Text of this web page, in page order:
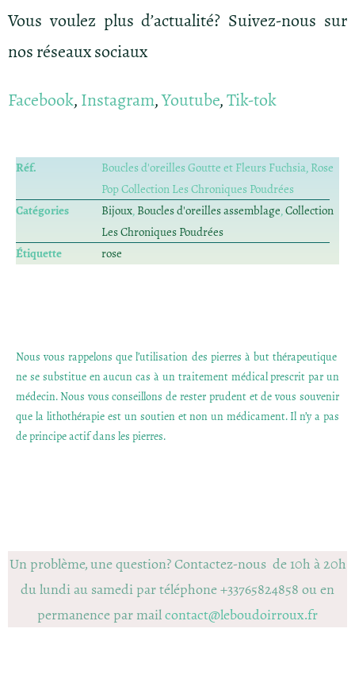
Vous voulez plus d’actualité? Suivez-nous sur
nos réseaux sociaux
Facebook,Instagram,Youtube,Tik-tok
Réf.
Boucles d'oreilles Goutte et Fleurs Fuchsia, Rose
Pop Collection Les Chroniques Poudrées
Catégories
Bijoux,Boucles d'oreilles assemblage,Collection
Les Chroniques Poudrées
Étiquette
rose
Nous vous rappelons que l’utilisation des pierres à but thérapeutique
ne se substitue en aucun cas à un traitement médical prescrit par un
médecin. Nous vous conseillons de rester prudent et de vous souvenir
que la lithothérapie est un soutien et non un médicament. Il n’y a pas
de principe actif dans les pierres.
Un problème, une question? Contactez-nous de 10h à 20h
du lundi au samedi par téléphone +33765824858 ou en
permanence par mailcontact@leboudoirroux.fr